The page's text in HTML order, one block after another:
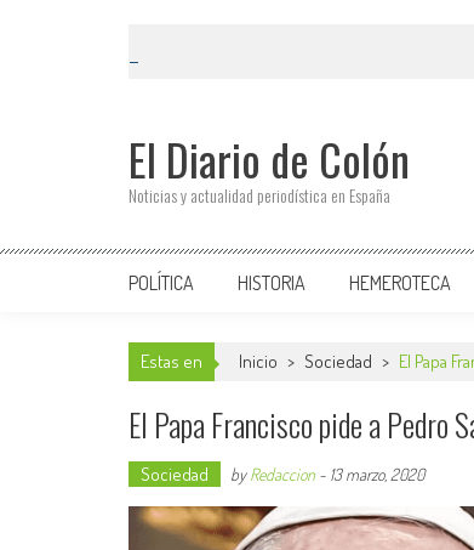
El Diario de Colón
Noticias y actualidad periodística en España
POLÍTICA HISTORIA HEMEROTECA
Estas en Inicio > Sociedad > El Papa
El Papa Francisco pide a Pedro
Sociedad byRedaccion - 13 marzo, 2020